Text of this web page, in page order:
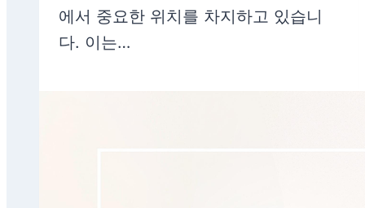
에서 중요한 위치를 차지하고 있습니
다. 이는…